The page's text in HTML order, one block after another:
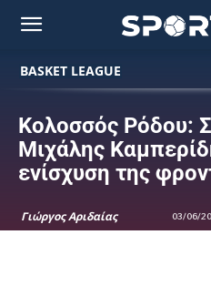
BASKET LEAGUE
Κολοσσός Ρόδου:
Μιχάλης
ενίσχυση της
Γιώργος Αριδαίας 03/06/